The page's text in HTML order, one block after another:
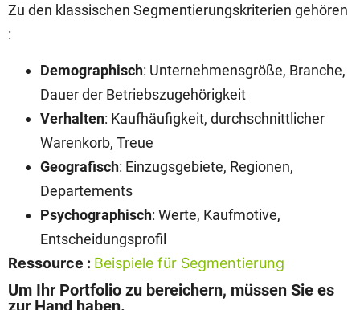
Zu den klassischen Segmentierungskriterien gehören
:
Demographisch: Unternehmensgröße, Branche,
Dauer der Betriebszugehörigkeit
Verhalten: Kaufhäufigkeit, durchschnittlicher
Warenkorb, Treue
Geografisch: Einzugsgebiete, Regionen,
Departements
Psychographisch: Werte, Kaufmotive,
Entscheidungsprofil
Ressource : Beispiele für Segmentierung
Um Ihr Portfolio zu bereichern, müssen Sie es